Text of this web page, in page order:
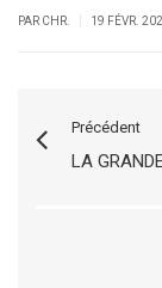
PAR CHR. 19 FÉVR.
Précédent
LA